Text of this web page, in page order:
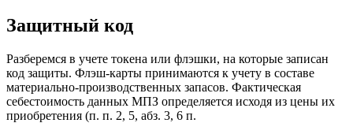
Защитный код
Разберемся в учете токена или флэшки, на которые записан
код защиты. Флэш-карты принимаются к учету в составе
материально-производственных запасов. Фактическая
себестоимость данных МПЗ определяется исходя из цены их
приобретения (п. п. 2, 5, абз. 3, 6 п.